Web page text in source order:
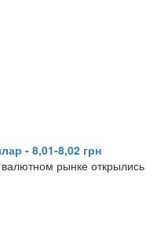
- 8,01-8,02 грн
рынке